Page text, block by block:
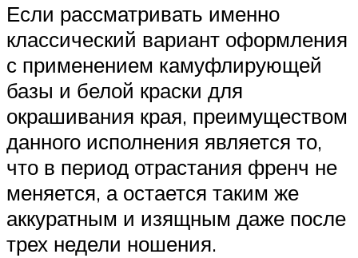
Если рассматривать именно
классический вариант оформления
с применением камуфлирующей
базы и белой краски для
окрашивания края, преимуществом
данного исполнения является то,
что в период отрастания френч не
меняется, а остается таким же
аккуратным и изящным даже после
трех недели ношения.